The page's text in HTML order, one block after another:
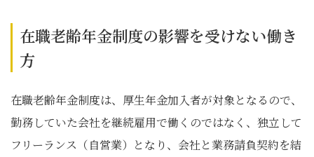
在職老齢年金制度の影響を受けない働き
方
在職老齢年金制度は、厚生年金加入者が対象となるので、
勤務していた会社を継続雇用で働くのではなく、独立して
フリーランス（自営業）となり、会社と業務請負契約を結